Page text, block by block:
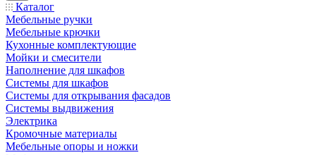
Каталог
Мебельные ручки
Мебельные крючки
Кухонные комплектующие
Мойки и смесители
Наполнение для шкафов
Cистемы для шкафов
Системы для открывания фасадов
Системы выдвижения
Электрика
Кромочные материалы
Мебельные опоры и ножки